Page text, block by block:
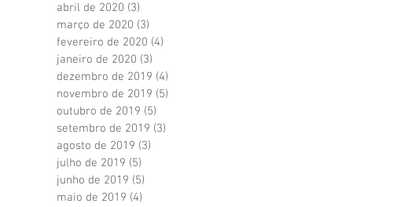
abril de 2020 (3)
março de 2020 (3)
fevereiro de 2020 (4)
janeiro de 2020 (3)
dezembro de 2019 (4)
novembro de 2019 (5)
outubro de 2019 (5)
setembro de 2019 (3)
agosto de 2019 (3)
julho de 2019 (5)
junho de 2019 (5)
maio de 2019 (4)